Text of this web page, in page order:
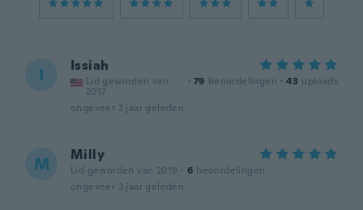
I Issiah
Lid geworden van
2017
· 79 beoordelingen · 43 uploads
ongeveer 2 jaar geleden
M Milly
Lid geworden van 2019 · 6 beoordelingen
ongeveer 3 jaar geleden